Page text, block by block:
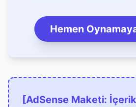
Hemen
[AdSense Maketi: